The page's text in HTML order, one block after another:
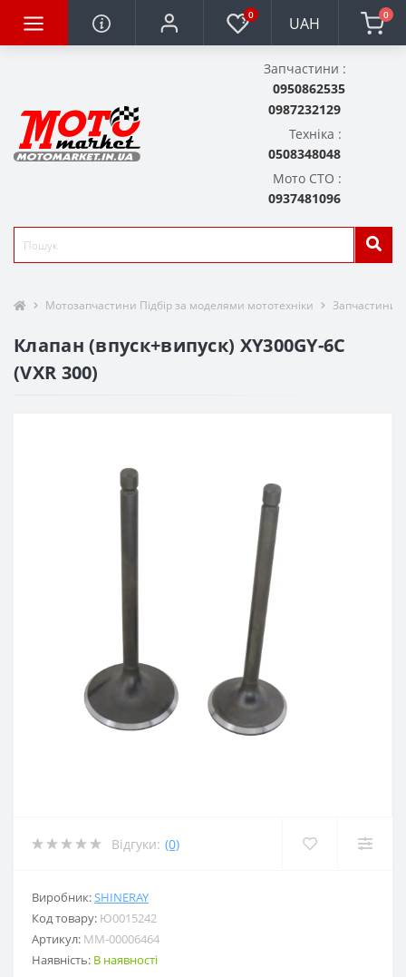
0 UAH 0
Запчастини :
0950862535
0987232129
Техніка :
0508348048
Мото СТО :
0937481096
Мотозапчастини Підбір за моделями мототехніки Запчастини
Клапан (впуск+випуск) XY300GY-6C
(VXR 300)
Відгуки: (0)
Виробник:SHINERAY
Код товару: Ю0015242
Артикул: MM-00006464
Наявність: В наявності